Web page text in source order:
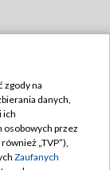
zgody na
danych,
ich
osobowych przez
„TVP”),
Zaufanych